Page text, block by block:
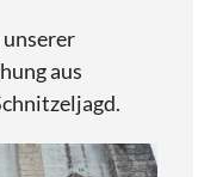
unserer
aus